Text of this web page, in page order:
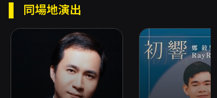
票選項辦理，取票方式僅能擇一，若需不同取票
方式請分次購票。 退票與換票規定 - 退票期限：
最遲須於演出日 10 日前（不含演出日）提出退票
申請，逾期恕不受理。 - 手續費：退票每張收取
票面售價 10% 手續費；換票視同退票，須先退票
後重新購買。 - 線上退票：以信用卡、行動支付
或文化幣全額支付之訂單，請使用 OPENTIX 線
上退訂單功能；每日 23:30–00:00 系統結算期
間暫停服務，請注意退票期限並提前申請。 - 其
同場地演出